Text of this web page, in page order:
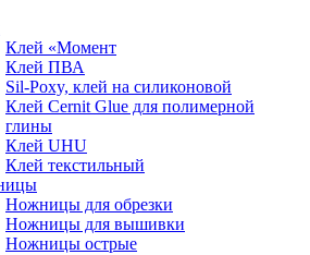
Клей «Момент
Клей ПВА
Sil-Poxy, клей на силиконовой
Клей Cernit Glue для полимерной
глины
Клей UHU
Клей текстильный
Ножницы для обрезки
Ножницы для вышивки
Ножницы острые